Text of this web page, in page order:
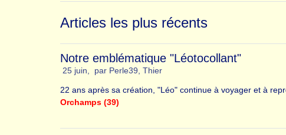
Articles les plus récents
Notre emblématique "Léotocollant"
25 juin par Perle39 Thier
22 ans après sa création, "Léo" continue à voyager et à
Orchamps (39)